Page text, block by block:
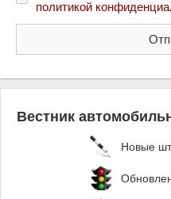
политикой
Вестник
Новые